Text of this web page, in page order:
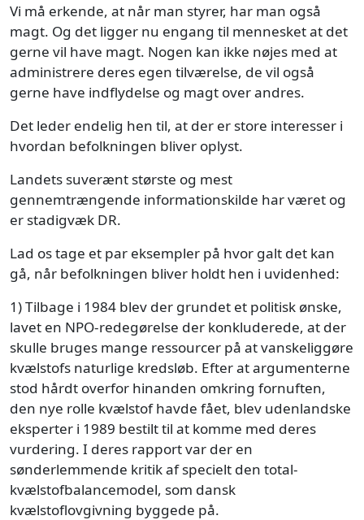
Vi må erkende, at når man styrer, har man også
magt. Og det ligger nu engang til mennesket at det
gerne vil have magt. Nogen kan ikke nøjes med at
administrere deres egen tilværelse, de vil også
gerne have indflydelse og magt over andres.
Det leder endelig hen til, at der er store interesser i
hvordan befolkningen bliver oplyst.
Landets suverænt største og mest
gennemtrængende informationskilde har været og
er stadigvæk DR.
Lad os tage et par eksempler på hvor galt det kan
gå, når befolkningen bliver holdt hen i uvidenhed:
1) Tilbage i 1984 blev der grundet et politisk ønske,
lavet en NPO-redegørelse der konkluderede, at der
skulle bruges mange ressourcer på at vanskeliggøre
kvælstofs naturlige kredsløb. Efter at argumenterne
stod hårdt overfor hinanden omkring fornuften,
den nye rolle kvælstof havde fået, blev udenlandske
eksperter i 1989 bestilt til at komme med deres
vurdering. I deres rapport var der en
sønderlemmende kritik af specielt den total-
kvælstofbalancemodel, som dansk
kvælstoflovgivning byggede på.